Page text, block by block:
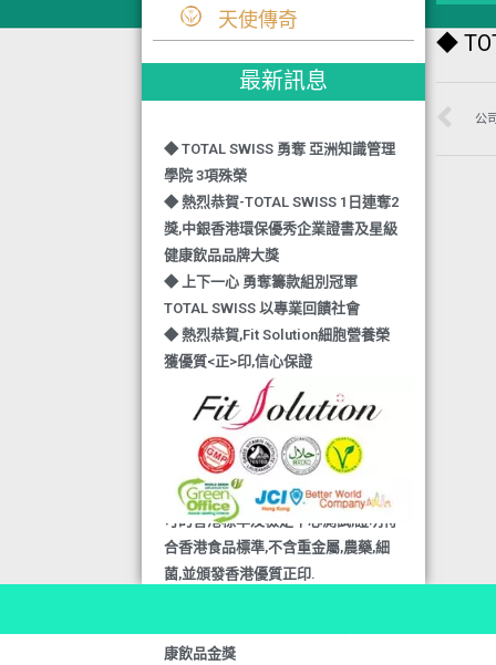
天使傳奇
最新訊息
◆ TOTAL SWISS 勇奪 亞洲知識管理
學院 3項殊榮
◆ 熱烈恭賀-TOTAL SWISS 1日連奪2
獎,中銀香港環保優秀企業證書及星級
健康飲品品牌大獎
◆ 上下一心 勇奪籌款組別冠軍
TOTAL SWISS 以專業回饋社會
◆ 熱烈恭賀,Fit Solution細胞營養榮
獲優質<正>印,信心保證
◆ TOTAL SWISS與DHL及順豐快運,
聯手推出全新送貨服務,把健康快捷又
可靠送給親愛的您
◆ 熱烈恭賀,FIT SOLUTION除獲得嚴
格的國際認證外,更通過香港衛生署認
可的香港標準及檢定中心測試,證明符
合香港食品標準,不含重金屬,農藥,細
菌,並頒發香港優質正印.
康飲品金獎
◆
公